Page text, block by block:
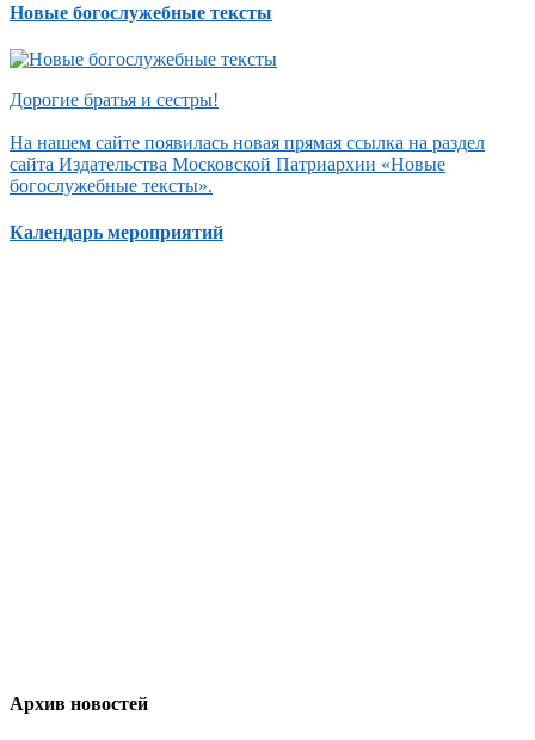
Новые богослужебные тексты
Дорогие братья и сестры!
На нашем сайте появилась новая прямая ссылка на раздел
сайта Издательства Московской Патриархии «Новые
богослужебные тексты».
Календарь мероприятий
Архив новостей